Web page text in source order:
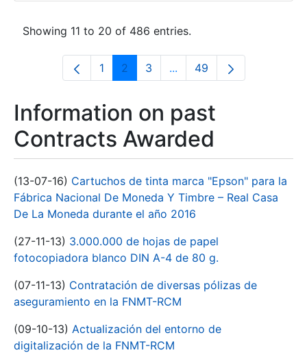
Showing 11 to 20 of 486 entries.
Page
1 Page
2 Page
3 ...Intermediate Pages Use
Page
49
Information on past
Contracts Awarded
(13-07-16) Cartuchos de tinta marca "Epson" para la
Fábrica Nacional De Moneda Y Timbre – Real Casa
De La Moneda durante el año 2016
(27-11-13) 3.000.000 de hojas de papel
fotocopiadora blanco DIN A-4 de 80 g.
(07-11-13) Contratación de diversas pólizas de
aseguramiento en la FNMT-RCM
(09-10-13) Actualización del entorno de
digitalización de la FNMT-RCM